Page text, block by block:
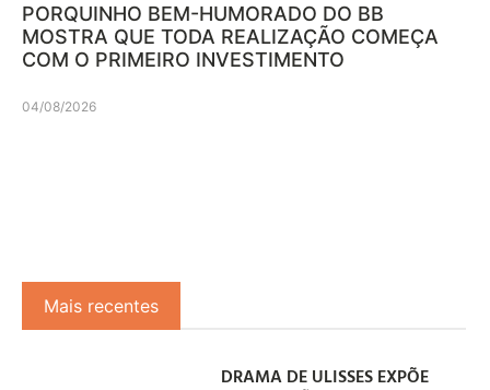
PORQUINHO BEM-HUMORADO DO BB
MOSTRA QUE TODA REALIZAÇÃO COMEÇA
COM O PRIMEIRO INVESTIMENTO
04/08/2026
Mais recentes
DRAMA DE ULISSES EXPÕE